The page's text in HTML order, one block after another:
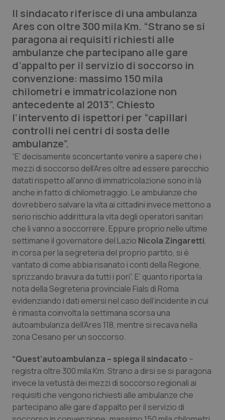
Lettere al direttore
Edizioni Regionali
QS Pro
Professionisti Sanitari.AI
Abruzzo
Basilicata
Calabria
Campania
Emilia-Romagna
Friuli Venezia Giulia
Lazio
Liguria
Lombardia
Molise
Piemonte
QS Pro Gold
Artrite & artrosi
Asma & BPCO
Car-T
Colesterolo & coronaropatie
Dermatite Atopica
Diabete & glucometri
Disturbi dell’umore
Dolore
Epatiti
HIV
QS Club Newsletter
Il sindacato riferisce di una ambulanza
Ares con oltre 300 mila Km. “Strano se si
paragona ai requisiti richiesti alle
ambulanze che partecipano alle gare
d’appalto per il servizio di soccorso in
convenzione: massimo 150 mila
chilometri e immatricolazione non
antecedente al 2013”. Chiesto
l’intervento di ispettori per “capillari
controlli nei centri di sosta delle
ambulanze”.
“E’ decisamente sconcertante venire a sapere che i
mezzi di soccorso dell’Ares oltre ad essere parecchio
datati rispetto all’anno di immatricolazione sono in là
anche in fatto di chilometraggio. Le ambulanze che
dovrebbero salvare la vita ai cittadini invece mettono a
serio rischio addirittura la vita degli operatori sanitari
che li vanno a soccorrere. Eppure proprio nelle ultime
settimane il governatore del Lazio Nicola Zingaretti,
in corsa per la segreteria del proprio partito, si è
vantato di come abbia risanato i conti della Regione,
sprizzando bravura da tutti i pori”. E’ quanto riporta la
nota della Segreteria provinciale Fials di Roma
evidenziando i dati emersi nel caso dell’incidente in cui
è rimasta coinvolta la settimana scorsa una
autoambulanza dell’Ares 118, mentre si recava nella
zona Cesano per un soccorso.
“Quest’autoambulanza – spiega il sindacato –
registra oltre 300 mila Km. Strano a dirsi se si paragona
invece la vetustà dei mezzi di soccorso regionali ai
requisiti che vengono richiesti alle ambulanze che
partecipano alle gare d’appalto per il servizio di